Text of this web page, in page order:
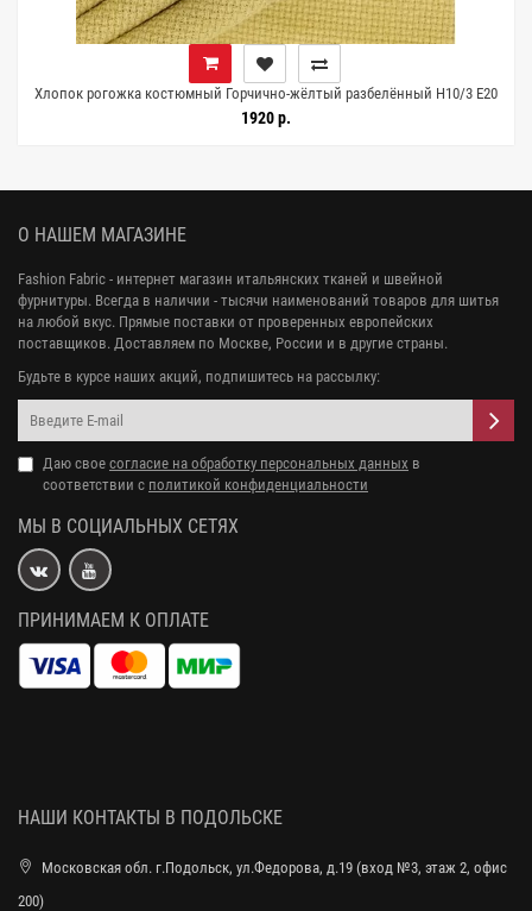
Хлопок рогожка костюмный Горчично-жёлтый разбелённый H10/3 E20
25072611
1920 р.
О НАШЕМ МАГАЗИНЕ
Fashion Fabric - интернет магазин итальянских тканей и швейной
фурнитуры. Всегда в наличии - тысячи наименований товаров для шитья
на любой вкус. Прямые поставки от проверенных европейских
поставщиков. Доставляем по Москве, России и в другие страны.
Будьте в курсе наших акций, подпишитесь на рассылку:
Даю свое согласие на обработку персональных данных в
соответствии с политикой конфиденциальности
МЫ В СОЦИАЛЬНЫХ СЕТЯХ
ПРИНИМАЕМ К ОПЛАТЕ
НАШИ КОНТАКТЫ В ПОДОЛЬСКЕ
Московская обл. г.Подольск, ул.Федорова, д.19 (вход №3, этаж 2, офис
200)